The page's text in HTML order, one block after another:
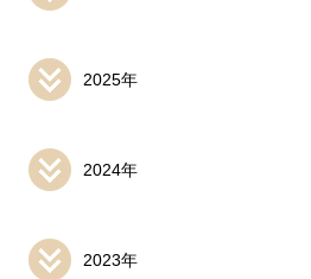
2025年
2024年
2023年